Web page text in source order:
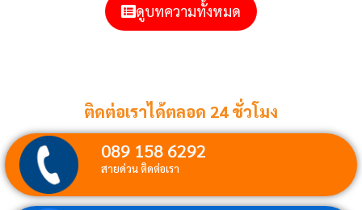
ดูบทความทั้งหมด
ติดต่อเราได้ตลอด 24 ชั่วโมง
089 158 6292
สายด่วน ติดต่อเรา